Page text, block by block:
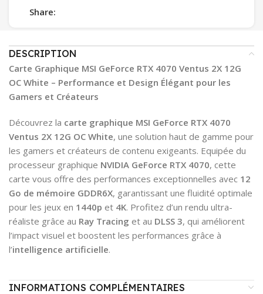
Share:
DESCRIPTION
Carte Graphique MSI GeForce RTX 4070 Ventus 2X 12G
OC White – Performance et Design Élégant pour les
Gamers et Créateurs
Découvrez la carte graphique MSI GeForce RTX 4070
Ventus 2X 12G OC White, une solution haut de gamme pour
les gamers et créateurs de contenu exigeants. Equipée du
processeur graphique NVIDIA GeForce RTX 4070, cette
carte vous offre des performances exceptionnelles avec 12
Go de mémoire GDDR6X, garantissant une fluidité optimale
pour les jeux en 1440p et 4K. Profitez d’un rendu ultra-
réaliste grâce au Ray Tracing et au DLSS 3, qui améliorent
l’impact visuel et boostent les performances grâce à
l’intelligence artificielle.
INFORMATIONS COMPLÉMENTAIRES